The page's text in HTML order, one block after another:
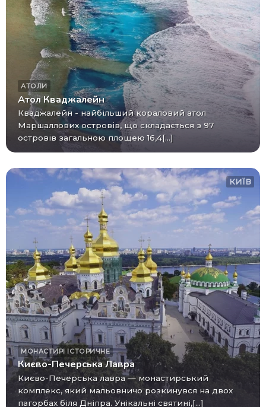
АТОЛИ
Атол Кваджалейн
Кваджалейн - найбільший кораловий атол
Маршаллових островів, що складається з 97
островів загальною площею 16,4[...]
КИЇВ
МОНАСТИРІ ІСТОРИЧНЕ
Києво-Печерська Лавра
Києво-Печерська лавра — монастирський
комплекс, який мальовничо розкинувся на двох
пагорбах біля Дніпра. Унікальні святині,[...]